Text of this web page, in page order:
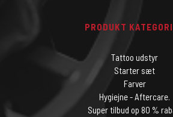
PRODUKT
Tattoo udstyr
Starter sæt
Farver
Hygiejne - Aftercare.
Super tilbud op 80 %